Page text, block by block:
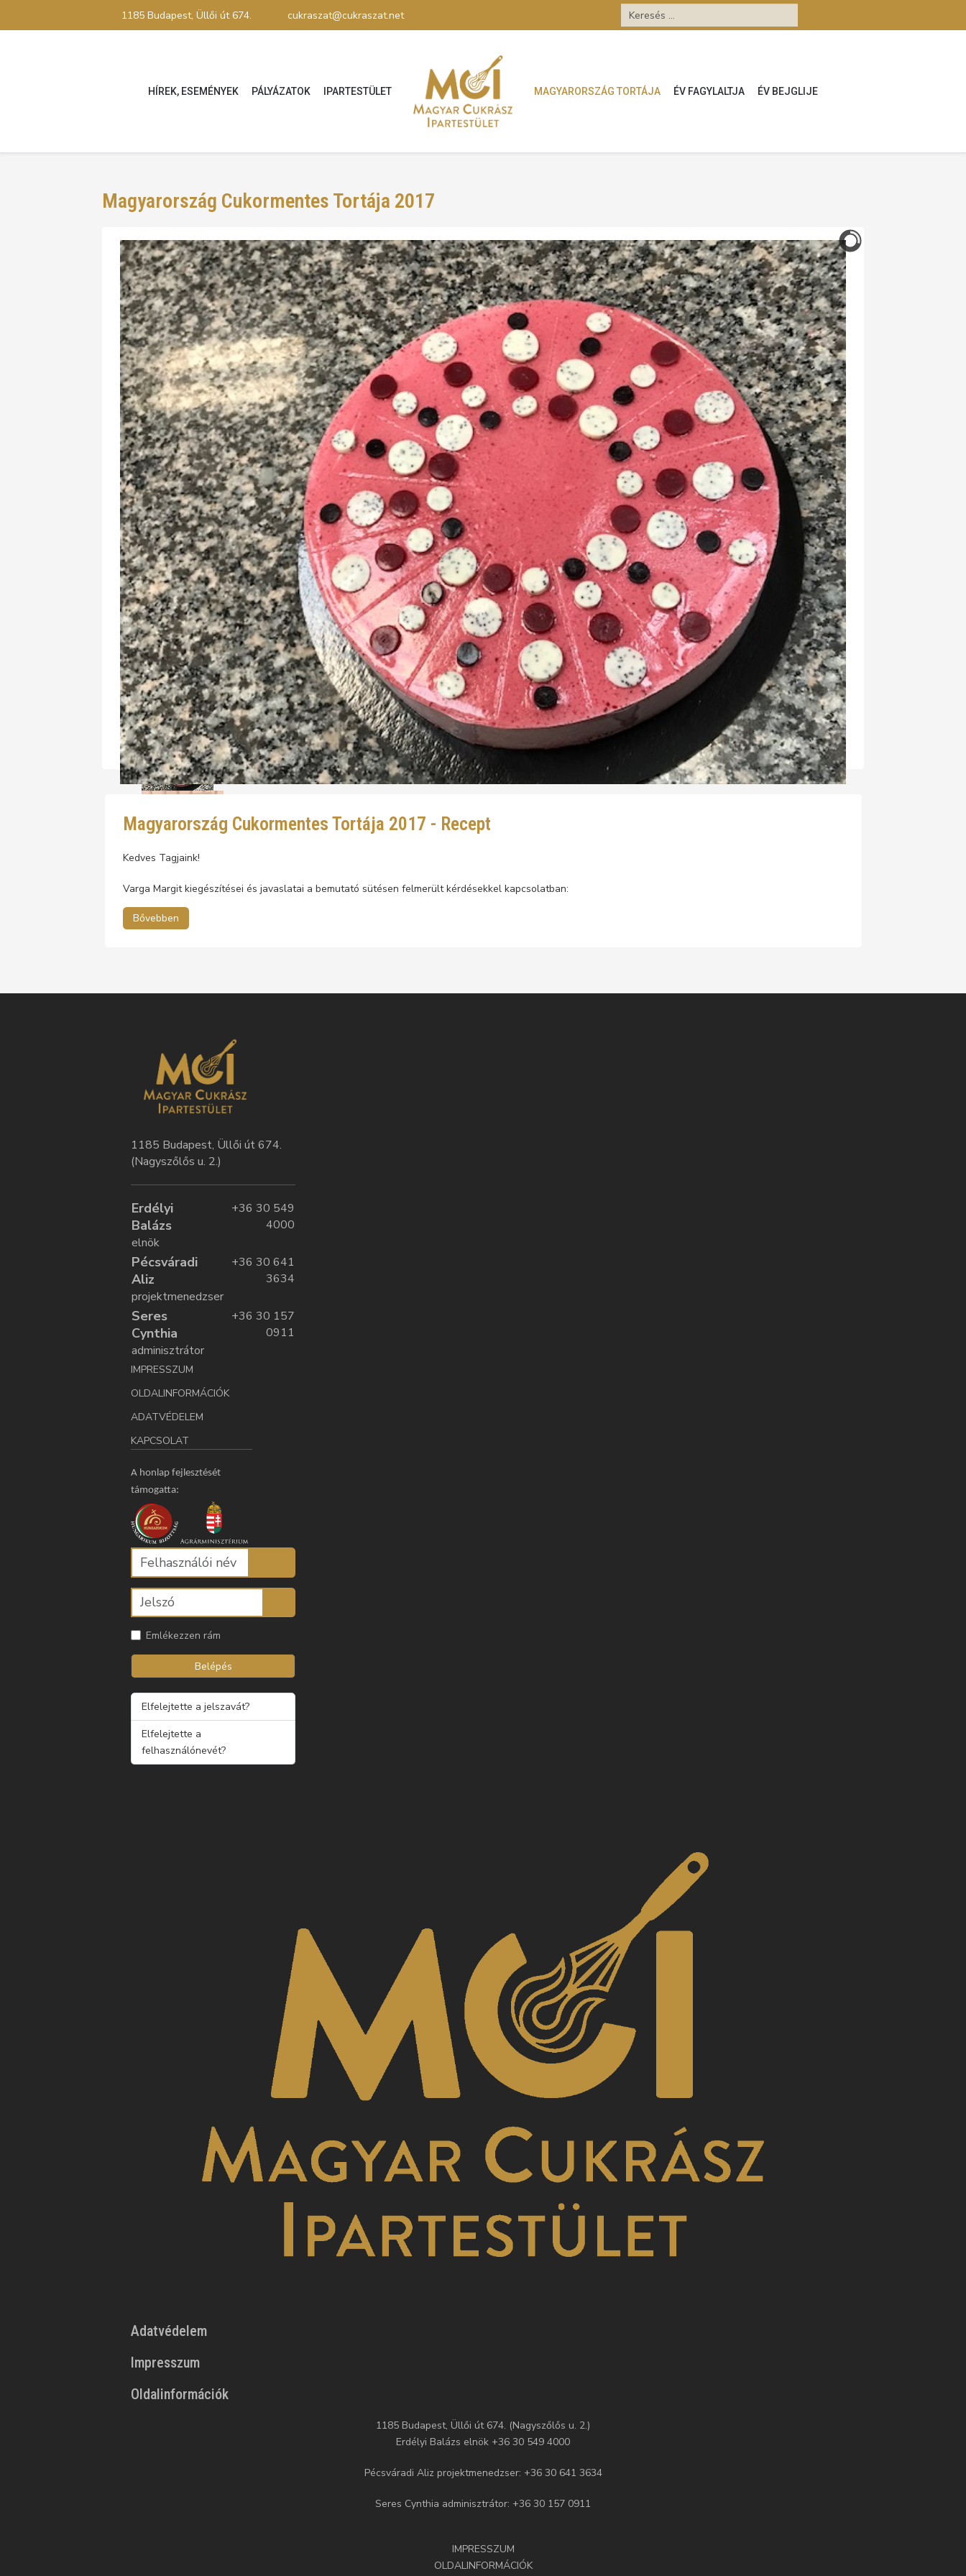
1185 Budapest, Üllői út 674. cukraszat@cukraszat.net
HÍREK, ESEMÉNYEK PÁLYÁZATOK IPARTESTÜLET MAGYARORSZÁG TORTÁJA ÉV FAGYLALTJA ÉV BEJGLIJE
Magyarország Cukormentes Tortája 2017
Magyarország Cukormentes Tortája 2017.
Magyarország Cukormentes Tortája 2017 - Recept
Kedves Tagjaink!
Varga Margit kiegészítései és javaslatai a bemutató sütésen felmerült kérdésekkel kapcsolatban:
Bővebben
1185 Budapest, Üllői út 674.
(Nagyszőlős u. 2.)
Erdélyi
Balázs
elnök
+36 30 549
4000
Pécsváradi
Aliz
projektmenedzser
+36 30 641
3634
Seres
Cynthia
adminisztrátor
+36 30 157
0911
IMPRESSZUM
OLDALINFORMÁCIÓK
ADATVÉDELEM
KAPCSOLAT
A honlap fejlesztését
támogatta:
Emlékezzen rám
Belépés
Elfelejtette a jelszavát?
Elfelejtette a
felhasználónevét?
Adatvédelem
Impresszum
Oldalinformációk
1185 Budapest, Üllői út 674. (Nagyszőlős u. 2.)
Erdélyi Balázs elnök +36 30 549 4000
Pécsváradi Aliz projektmenedzser: +36 30 641 3634
Seres Cynthia adminisztrátor: +36 30 157 0911
IMPRESSZUM
OLDALINFORMÁCIÓK